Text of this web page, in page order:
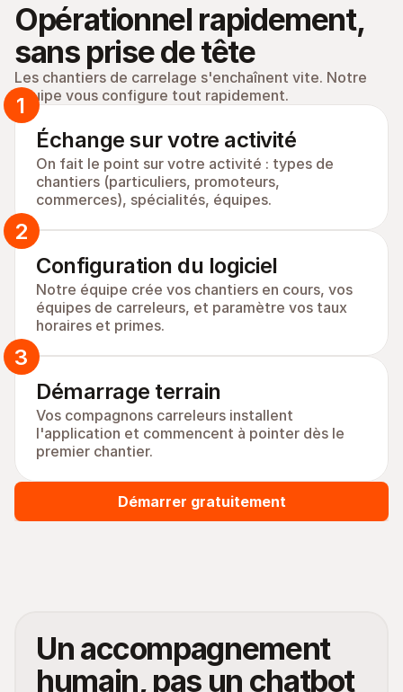
Opérationnel rapidement,
sans prise de tête
Les chantiers de carrelage s'enchaînent vite. Notre
équipe vous configure tout rapidement.
Échange sur votre activité
On fait le point sur votre activité : types de
chantiers (particuliers, promoteurs,
commerces), spécialités, équipes.
1
Configuration du logiciel
Notre équipe crée vos chantiers en cours, vos
équipes de carreleurs, et paramètre vos taux
horaires et primes.
2
Démarrage terrain
Vos compagnons carreleurs installent
l'application et commencent à pointer dès le
premier chantier.
3
Démarrer gratuitement
Un accompagnement
humain, pas un chatbot